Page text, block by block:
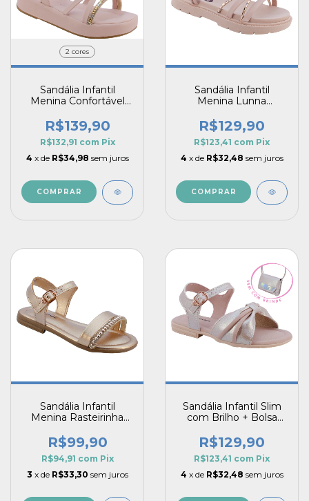
2 cores
Sandália Infantil
Menina Confortável
Strass
R$139,90
R$132,91 com Pix
4 x de R$34,98 sem juros
COMPRAR
Sandália Infantil
Menina Lunna
Sofisticação
R$129,90
R$123,41 com Pix
4 x de R$32,48 sem juros
COMPRAR
Sandália Infantil
Menina Rasteirinha
R$99,90
R$94,91 com Pix
3 x de R$33,30 sem juros
Sandália Infantil Slim
com Brilho + Bolsa
R$129,90
R$123,41 com Pix
4 x de R$32,48 sem juros